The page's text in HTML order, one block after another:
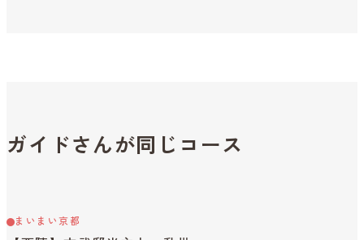
ガイドさんが同じコース
まいまい京都